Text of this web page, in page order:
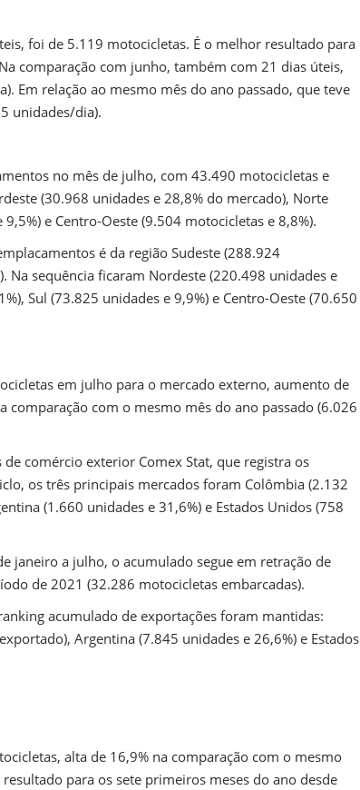
foi de 5.119 motocicletas. É o melhor resultado para
comparação com junho, também com 21 dias úteis,
Em relação ao mesmo mês do ano passado, que teve
unidades/dia).
no mês de julho, com 43.490 motocicletas e
(30.968 unidades e 28,8% do mercado), Norte
e Centro-Oeste (9.504 motocicletas e 8,8%).
é da região Sudeste (288.924
Na sequência ficaram Nordeste (220.498 unidades e
Sul (73.825 unidades e 9,9%) e Centro-Oeste (70.650
em julho para o mercado externo, aumento de
comparação com o mesmo mês do ano passado (6.026
comércio exterior Comex Stat, que registra os
os três principais mercados foram Colômbia (2.132
(1.660 unidades e 31,6%) e Estados Unidos (758
janeiro a julho, o acumulado segue em retração de
de 2021 (32.286 motocicletas embarcadas).
acumulado de exportações foram mantidas:
Argentina (7.845 unidades e 26,6%) e Estados
alta de 16,9% na comparação com o mesmo
para os sete primeiros meses do ano desde